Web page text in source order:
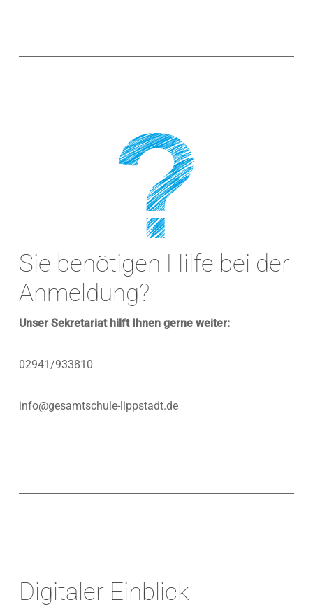
Sie benötigen Hilfe bei der
Anmeldung?
Unser Sekretariat hilft Ihnen gerne weiter:
02941/933810
info@gesamtschule-lippstadt.de
Digitaler Einblick